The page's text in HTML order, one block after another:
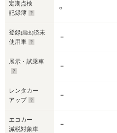
定期点検
記録簿
○
登録(届出)済未
使用車
－
展示・試乗車
－
レンタカー
アップ
－
エコカー
減税対象車
－